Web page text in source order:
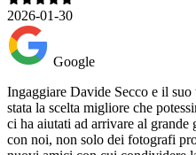
2026-01-30
Google
Ingaggiare Davide Secco e il
stata la scelta migliore che
ci ha aiutati ad arrivare al
con noi, non solo dei fotografi